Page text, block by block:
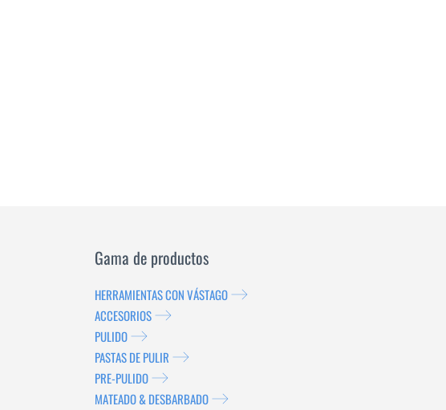
Gama de productos
HERRAMIENTAS CON VÁSTAGO
ACCESORIOS
PULIDO
PASTAS DE PULIR
PRE-PULIDO
MATEADO & DESBARBADO